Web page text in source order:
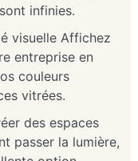
infinies.
visuelle Affichez
entreprise en
couleurs
vitrées.
des espaces
passer la lumière,